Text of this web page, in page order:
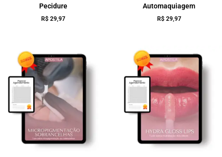
Pecidure
R$29,97
Automaquiagem
R$29,97